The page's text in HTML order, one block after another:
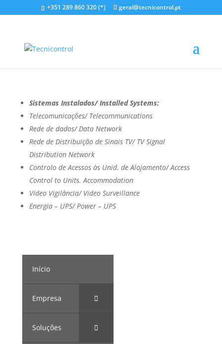
+351 289 860 320 (*) geral@tecnicontrol.pt
byOrlando Santos
Sistemas Instalados/ Installed Systems:
Telecomunicações/ Telecommunications
Rede de dados/ Data Network
Rede de Distribuição de Sinais TV/ TV Signal
Distribution Network
Controlo de Acessos às Unid. de Alojamento/ Access
Control to Units. Accommodation
Vídeo Vigilância/ Video Surveillance
Energia – UPS/ Power – UPS
Início
Empresa
Soluções